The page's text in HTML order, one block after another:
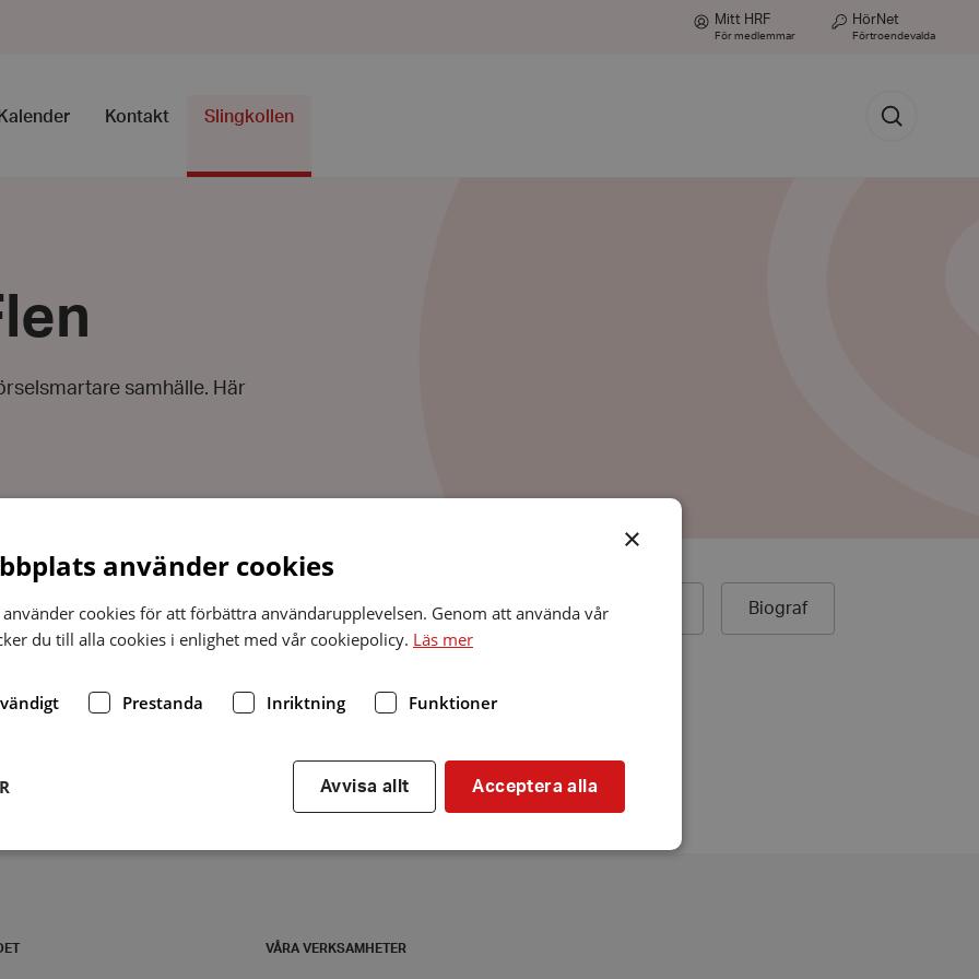
Mitt HRF
För medlemmar
HörNet
Förtroendevalda
Kalender Kontakt Slingkollen
Sök
samhälle. Här
Folkets hus/ medborgarhus/bygdegård Bibliotek Äldreboende Biograf
VÅRA VERKSAMHETER
×
använder cookies
cookies för att förbättra användarupplevelsen. Genom att använda vår
du till alla cookies i enlighet med vår cookiepolicy. Läs mer
Prestanda Inriktning Funktioner
Acceptera alla
Avvisa allt
tillåter kärnwebbplatsfunktioner som användarinloggning och kontohantering. Webbplatsen kan inte
strikt nödvändiga cookies.